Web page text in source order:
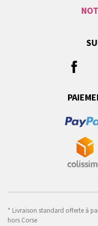
* Livraison standard offerte à
hors Corse